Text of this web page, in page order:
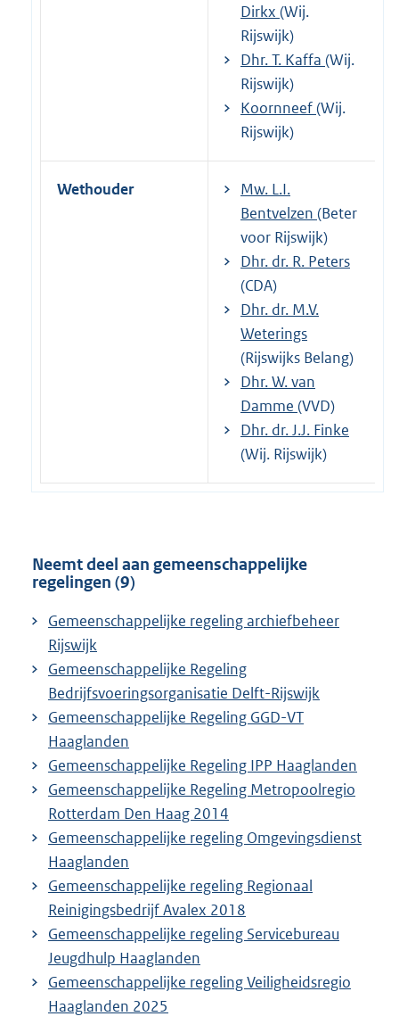
Dirkx (Wij.
Rijswijk)
Dhr. T. Kaffa (Wij.
Rijswijk)
Koornneef(Wij.
Rijswijk)
Wethouder
Mw. L.I.
Bentvelzen (Beter
voor Rijswijk)
Dhr. dr. R. Peters
(CDA)
Dhr. dr. M.V.
Weterings
(Rijswijks Belang)
Dhr. W. van
Damme (VVD)
Dhr. dr. J.J. Finke
(Wij. Rijswijk)
Neemt deel aan gemeenschappelijke
regelingen (9)
Gemeenschappelijke regeling archiefbeheer
Rijswijk
Gemeenschappelijke Regeling
Bedrijfsvoeringsorganisatie Delft-Rijswijk
Gemeenschappelijke Regeling GGD-VT
Haaglanden
Gemeenschappelijke Regeling IPP Haaglanden
Gemeenschappelijke Regeling Metropoolregio
Rotterdam Den Haag 2014
Gemeenschappelijke regeling Omgevingsdienst
Haaglanden
Gemeenschappelijke regeling Regionaal
Reinigingsbedrijf Avalex 2018
Gemeenschappelijke regeling Servicebureau
Jeugdhulp Haaglanden
Gemeenschappelijke regeling Veiligheidsregio
Haaglanden 2025